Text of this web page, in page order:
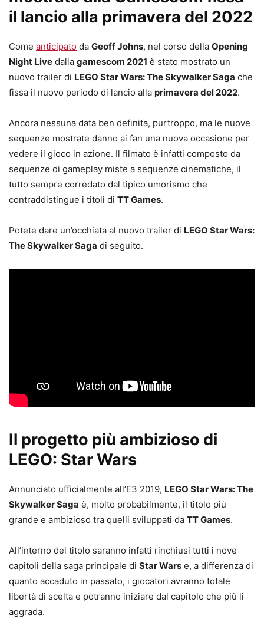
il lancio alla primavera del 2022
Come anticipato da Geoff Johns, nel corso della Opening
Night Live dalla gamescom 2021 è stato mostrato un
nuovo trailer di LEGO Star Wars: The Skywalker Saga che
fissa il nuovo periodo di lancio alla primavera del 2022.
Ancora nessuna data ben definita, purtroppo, ma le nuove
sequenze mostrate danno ai fan una nuova occasione per
vedere il gioco in azione. Il filmato è infatti composto da
sequenze di gameplay miste a sequenze cinematiche, il
tutto sempre corredato dal tipico umorismo che
contraddistingue i titoli di TT Games.
Potete dare un’occhiata al nuovo trailer di LEGO Star Wars:
The Skywalker Saga di seguito.
Il progetto più ambizioso di
LEGO: Star Wars
Annunciato ufficialmente all’E3 2019, LEGO Star Wars: The
Skywalker Saga è, molto probabilmente, il titolo più
grande e ambizioso tra quelli sviluppati da TT Games.
All’interno del titolo saranno infatti rinchiusi tutti i nove
capitoli della saga principale di Star Wars e, a differenza di
quanto accaduto in passato, i giocatori avranno totale
libertà di scelta e potranno iniziare dal capitolo che più li
aggrada.